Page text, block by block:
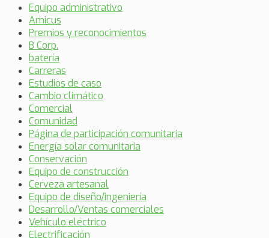
Equipo administrativo
Amicus
Premios y reconocimientos
B Corp.
batería
Carreras
Estudios de caso
Cambio climático
Comercial
Comunidad
Página de participación comunitaria
Energía solar comunitaria
Conservación
Equipo de construcción
Cerveza artesanal
Equipo de diseño/ingeniería
Desarrollo/Ventas comerciales
Vehículo eléctrico
Electrificación